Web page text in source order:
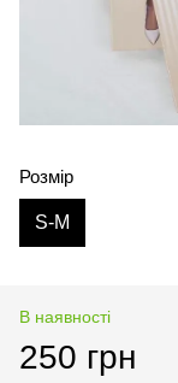
Розмір
S-M
В наявності
250 грн